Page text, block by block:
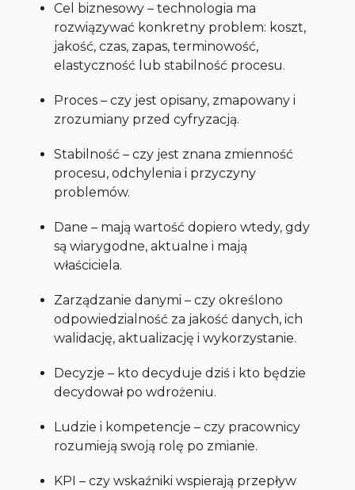
Cel biznesowy – technologia ma
rozwiązywać konkretny problem: koszt,
jakość, czas, zapas, terminowość,
elastyczność lub stabilność procesu.
Proces – czy jest opisany, zmapowany i
zrozumiany przed cyfryzacją.
Stabilność – czy jest znana zmienność
procesu, odchylenia i przyczyny
problemów.
Dane – mają wartość dopiero wtedy, gdy
są wiarygodne, aktualne i mają
właściciela.
Zarządzanie danymi – czy określono
odpowiedzialność za jakość danych, ich
walidację, aktualizację i wykorzystanie.
Decyzje – kto decyduje dziś i kto będzie
decydował po wdrożeniu.
Ludzie i kompetencje – czy pracownicy
rozumieją swoją rolę po zmianie.
KPI – czy wskaźniki wspierają przepływ